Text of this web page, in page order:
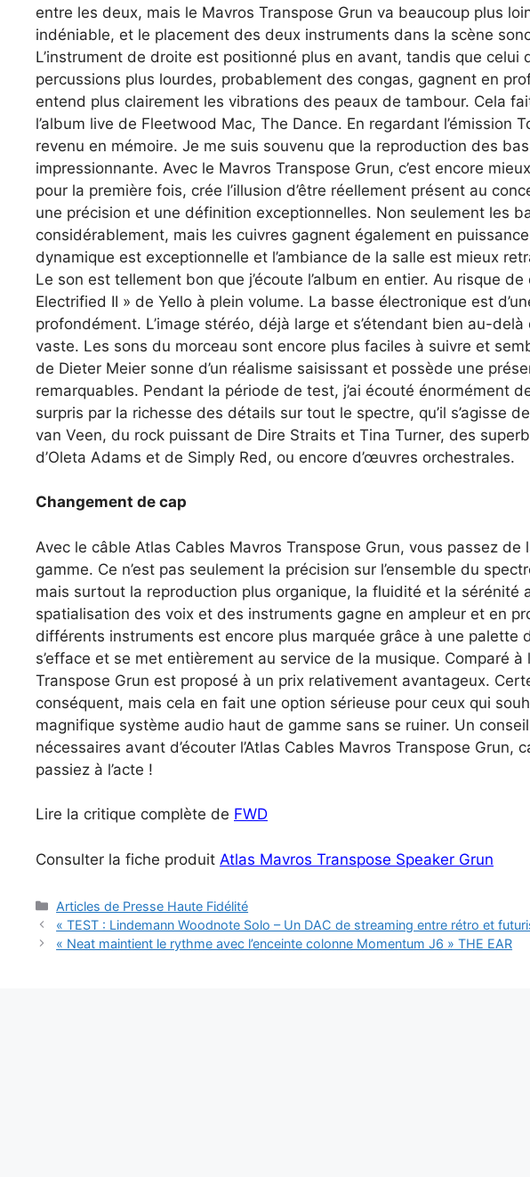
entre les deux, mais le Mavros Transpose Grun va beaucoup plus
indéniable, et le placement des deux instruments dans la scène
L’instrument de droite est positionné plus en avant, tandis que celui
percussions plus lourdes, probablement des congas, gagnent en
entend plus clairement les vibrations des peaux de tambour. Cela
l’album live de Fleetwood Mac, The Dance. En regardant l’émission
revenu en mémoire. Je me suis souvenu que la reproduction des
impressionnante. Avec le Mavros Transpose Grun, c’est encore
pour la première fois, crée l’illusion d’être réellement présent au
une précision et une définition exceptionnelles. Non seulement les
considérablement, mais les cuivres gagnent également en
dynamique est exceptionnelle et l’ambiance de la salle est mieux
Le son est tellement bon que j’écoute l’album en entier. Au risque
Electrified II » de Yello à plein volume. La basse électronique est
profondément. L’image stéréo, déjà large et s’étendant bien au-
vaste. Les sons du morceau sont encore plus faciles à suivre et
de Dieter Meier sonne d’un réalisme saisissant et possède une
remarquables. Pendant la période de test, j’ai écouté énormément
surpris par la richesse des détails sur tout le spectre, qu’il s’agisse
van Veen, du rock puissant de Dire Straits et Tina Turner, des
d’Oleta Adams et de Simply Red, ou encore d’œuvres orchestrales.
Changement de cap
Avec le câble Atlas Cables Mavros Transpose Grun, vous passez
gamme. Ce n’est pas seulement la précision sur l’ensemble du
mais surtout la reproduction plus organique, la fluidité et la sérénité
spatialisation des voix et des instruments gagne en ampleur et en
différents instruments est encore plus marquée grâce à une palette
s’efface et se met entièrement au service de la musique. Comparé
Transpose Grun est proposé à un prix relativement avantageux.
conséquent, mais cela en fait une option sérieuse pour ceux qui
magnifique système audio haut de gamme sans se ruiner. Un
nécessaires avant d’écouter l’Atlas Cables Mavros Transpose
passiez à l’acte !
Lire la critique complète de FWD
Consulter la fiche produit Atlas Mavros Transpose Speaker Grun
Catégories
Articles de Presse Haute Fidélité
« TEST : Lindemann Woodnote Solo – Un DAC de streaming entre rétro et
« Neat maintient le rythme avec l’enceinte colonne Momentum J6 » THE EAR